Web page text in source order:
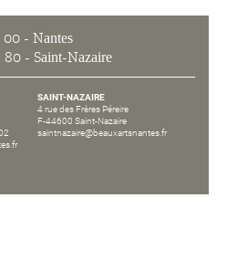
00 - Nantes
80 - Saint-Nazaire
SAINT-NAZAIRE
4 rue des Frères Péreire
F-44600 Saint-Nazaire
saintnazaire@beauxartsnantes.fr